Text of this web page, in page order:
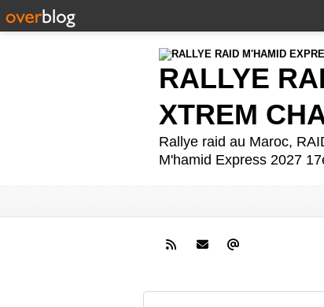
RALLYE
XTREM
Rallye raid au Maroc,
M'hamid Express 2027